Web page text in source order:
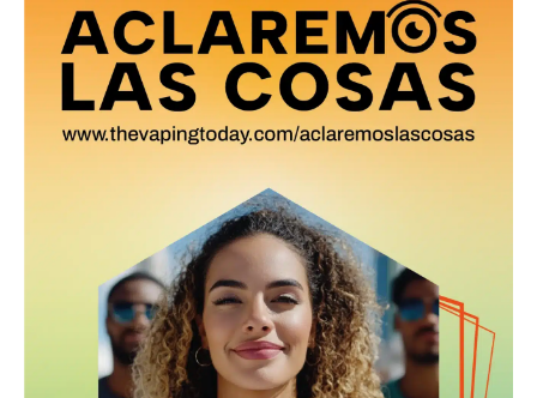
últimas noticias
Suscríbete a nuestro boletín diario y
recibe todas las noticias del vapeo y la
reducción de daños en tu correo
Subscribe to our daily clipping and
receive all the news of vaping and
tobacco harm reduction in your email.
SUBSCRIBIRSE